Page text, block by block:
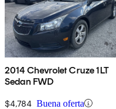
2014 Chevrolet Cruze 1LT
Sedan FWD
$4,784 Buena oferta